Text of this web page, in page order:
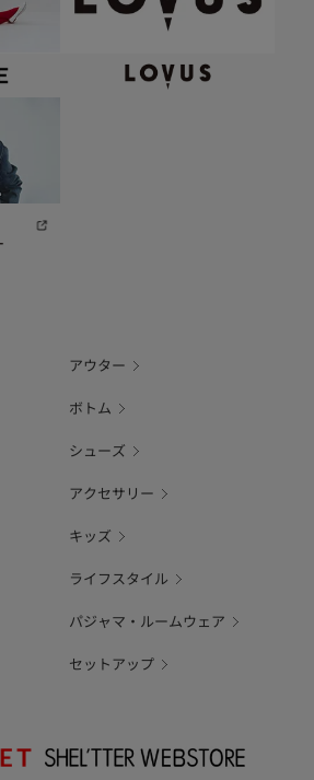
アウター
ボトム
シューズ
アクセサリー
キッズ
ライフスタイル
パジャマ・ルームウェア
セットアップ